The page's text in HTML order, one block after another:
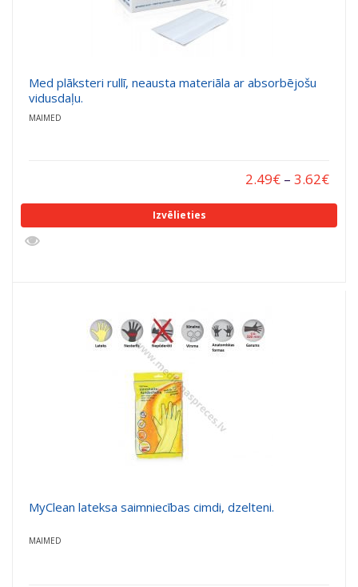
Med plāksteri rullī, neausta materiāla ar absorbējošu
vidusdaļu.
MAIMED
2.49€ – 3.62€
Izvēlieties
MyClean lateksa saimniecības cimdi, dzelteni.
MAIMED